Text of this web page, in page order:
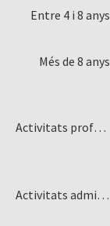
Entre 4 i 8 anys
Més de 8 anys
Activitats professionals, científiques i tècniques
Activitats administratives i serveis auxiliars